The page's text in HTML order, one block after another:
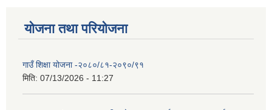
योजना तथा परियोजना
गाउँ शिक्षा योजना -२०८०/८१-२०९०/९१
मिति: 07/13/2026 - 11:27